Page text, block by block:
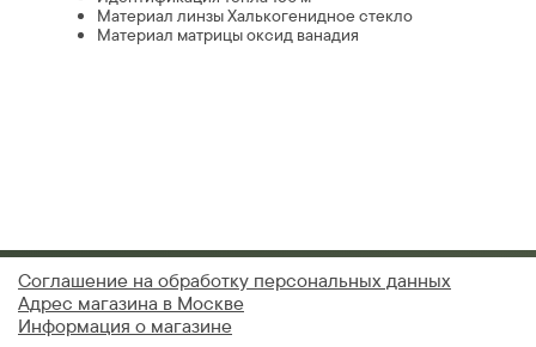
Материал линзы Халькогенидное стекло
Материал матрицы оксид ванадия
Соглашение на обработку персональных данных
Адрес магазина в Москве
Информация о магазине